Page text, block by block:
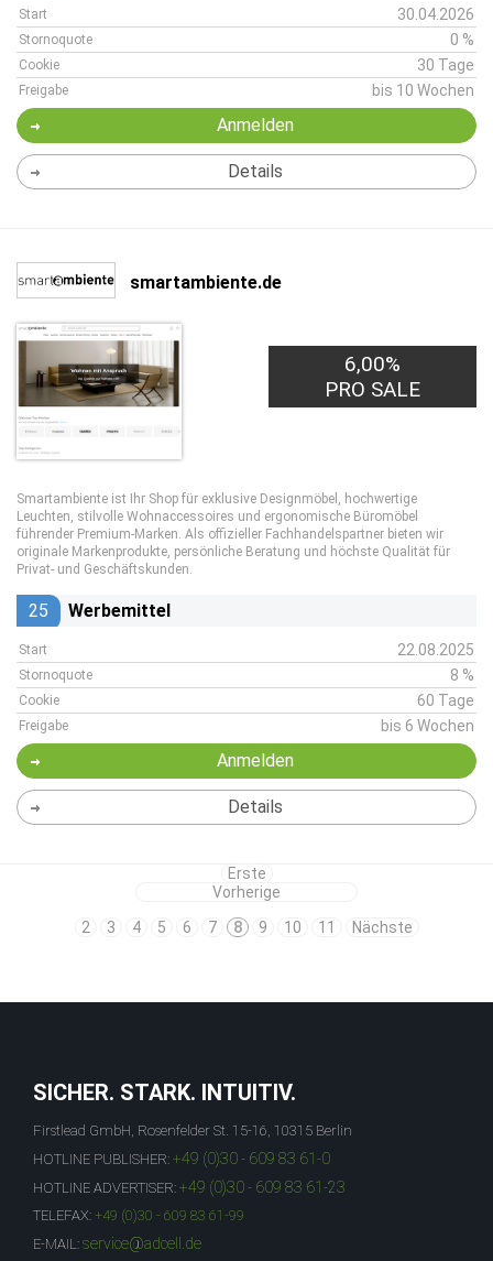
Start 30.04.2026
Stornoquote 0 %
Cookie 30 Tage
Freigabe bis 10 Wochen
Anmelden
Details
smartambiente.de
6,00%
PRO SALE
Smartambiente ist Ihr Shop für exklusive Designmöbel, hochwertige
Leuchten, stilvolle Wohnaccessoires und ergonomische Büromöbel
führender Premium-Marken. Als offizieller Fachhandelspartner bieten wir
originale Markenprodukte, persönliche Beratung und höchste Qualität für
Privat- und Geschäftskunden.
25 Werbemittel
Start 22.08.2025
Stornoquote 8 %
Cookie 60 Tage
Freigabe bis 6 Wochen
Anmelden
Details
Erste
Vorherige
2
3 4 5 6 7 8 9 10 11 Nächste
SICHER. STARK. INTUITIV.
Firstlead GmbH, Rosenfelder St. 15-16, 10315 Berlin
HOTLINE PUBLISHER: +49 (0)30 - 609 83 61-0
HOTLINE ADVERTISER: +49 (0)30 - 609 83 61-23
TELEFAX: +49 (0)30 - 609 83 61-99
E-MAIL: service@adcell.de